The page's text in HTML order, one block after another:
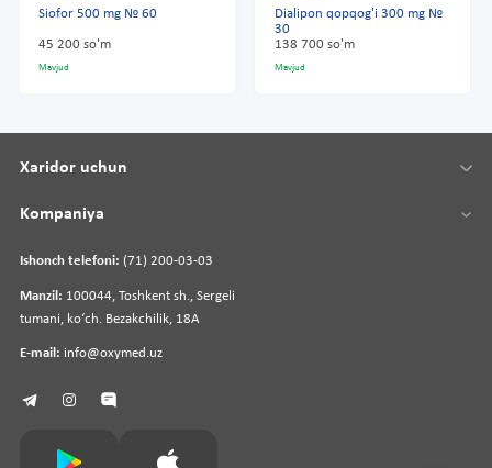
Siofor 500 mg № 60
45 200 so'm
Mavjud
Dialipon qopqog'i 300 mg №
30
138 700 so'm
Mavjud
Ishonch telefoni: (71) 200-03-03
Manzil: 100044, Toshkent sh., Sergeli
tumani, koʻch. Bezakchilik, 18A
E-mail: info@oxymed.uz
Xaridor uchun
Kompaniya